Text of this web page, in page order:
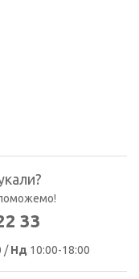
33
/Нд 10:00-18:00